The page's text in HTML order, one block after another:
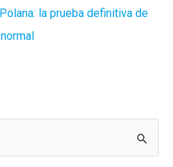
la prueba definitiva de